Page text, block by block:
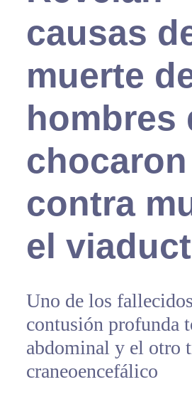
causas
muerte
hombres
chocaron
contra
el
Uno de los
contusión profunda
abdominal y el otro
craneoencefálico